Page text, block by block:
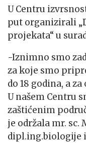
U Centru
put organizirali
projekata“ u
-Iznimno smo
za koje smo
do 18 godina, a
U našem Centru
zaštićenim
je održala mr. sc.
dipl.ing.biologije i